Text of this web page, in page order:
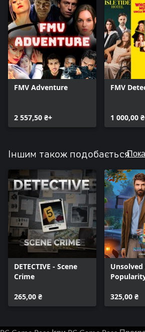
FMV Adventure
2 557,50 ₴+
FMV
1 000,00
Іншим також подобається
DETECTIVE - Scene
Crime
265,00 ₴
Unsolved
325,00 ₴